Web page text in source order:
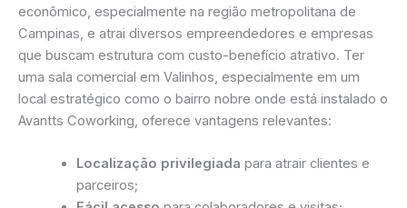
econômico, especialmente na região metropolitana de
Campinas, e atrai diversos empreendedores e empresas
que buscam estrutura com custo-benefício atrativo. Ter
uma sala comercial em Valinhos, especialmente em um
local estratégico como o bairro nobre onde está instalado o
Avantts Coworking, oferece vantagens relevantes:
Localização privilegiada para atrair clientes e
parceiros;